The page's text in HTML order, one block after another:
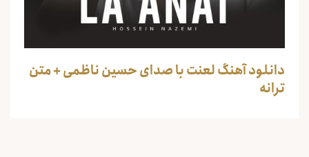
دانلود آهنگ لعنت با صدای حسین ناظمی + متن
ترانه